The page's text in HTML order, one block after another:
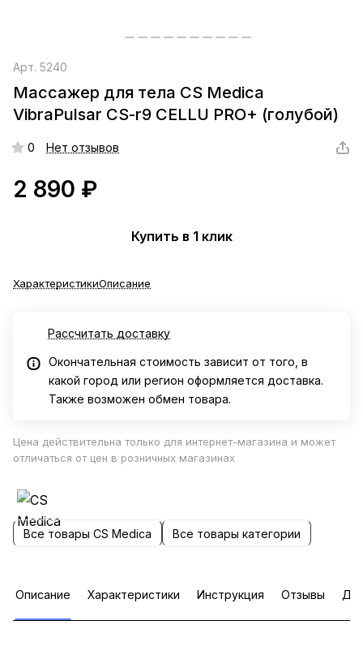
Арт. 5240
Массажер для тела CS Medica
VibraPulsar CS-r9 CELLU PRO+ (голубой)
0 Нет отзывов
2 890 ₽
Купить в 1 клик
ХарактеристикиОписание
Рассчитать доставку
Окончательная стоимость зависит от того, в
какой город или регион оформляется доставка.
Также возможен обмен товара.
Цена действительна только для интернет-магазина и может
отличаться от цен в розничных магазинах
Все товары CS Medica Все товары категории
Описание Характеристики Инструкция Отзывы